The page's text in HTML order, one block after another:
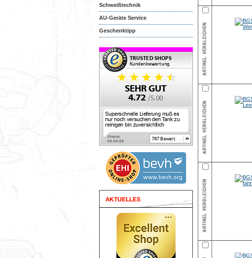
Schweißtechnik
AU-Geräte Service
Geschenktipp